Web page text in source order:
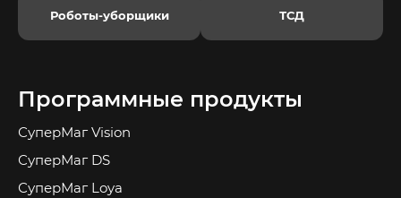
Роботы-уборщики ТСД
Программные продукты
СуперМаг Vision
СуперМаг DS
СуперМаг Loya